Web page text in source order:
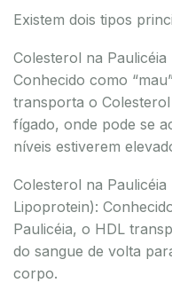
Existem dois tipos
Colesterol na
Conhecido como
transporta o
fígado, onde pode se
níveis estiverem
Colesterol na
Lipoprotein):
Paulicéia, o HDL
do sangue de volta
corpo.